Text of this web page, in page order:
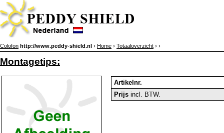
Colofon http://www.peddy-shield.nl › Home › Totaaloverzicht › ›
Montagetips:
Artikelnr.
Prijs incl. BTW.